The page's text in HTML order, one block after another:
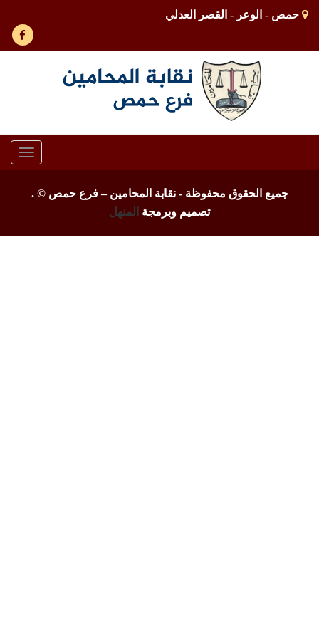
حمص - الوعر - القصر العدلي
جميع الحقوق محفوظة - نقابة المحامين – فرع حمص ©.
تصميم وبرمجة
المنهل